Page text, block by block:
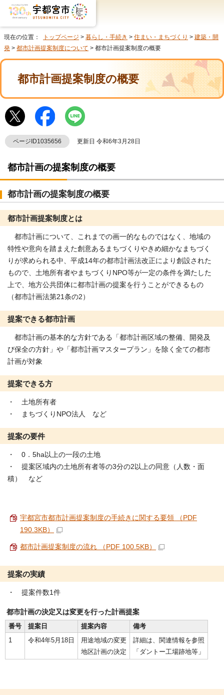
現在の位置： トップページ > 暮らし・手続き > 住まい・まちづくり > 建築・開
発 > 都市計画提案制度について > 都市計画提案制度の概要
都市計画提案制度の概要
ページID1035656 更新日 令和6年3月28日
都市計画の提案制度の概要
都市計画の提案制度の概要
都市計画提案制度とは
都市計画について、これまでの画一的なものではなく、地域の
特性や意向を踏まえた創意あるまちづくりやきめ細かなまちづく
りが求められる中、平成14年の都市計画法改正により創設された
もので、土地所有者やまちづくりNPO等が一定の条件を満たした
上で、地方公共団体に都市計画の提案を行うことができるもの
（都市計画法第21条の2）
提案できる都市計画
都市計画の基本的な方針である「都市計画区域の整備、開発及
び保全の方針」や「都市計画マスタープラン」を除く全ての都市
計画が対象
提案できる方
・ 土地所有者
・ まちづくりNPO法人 など
提案の要件
・ 0．5ha以上の一段の土地
・ 提案区域内の土地所有者等の3分の2以上の同意（人数・面
積） など
宇都宮市都市計画提案制度の手続きに関する要領 （PDF
190.3KB）
都市計画提案制度の流れ （PDF 100.5KB）
提案の実績
・ 提案件数1件
都市計画の決定又は変更を行った計画提案
番号
提案日 提案内容
備考
1
令和4年5月18日
用途地域の変更
地区計画の決定
詳細は、関連情報を参照
「ダントー工場跡地等」